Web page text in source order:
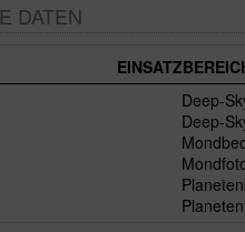
DATEN
Deep-
Deep-